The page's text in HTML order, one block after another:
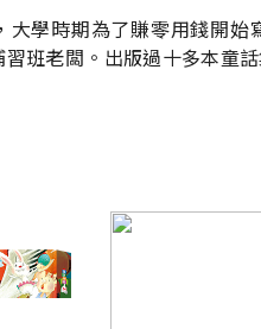
大學時期為了賺零用錢開
班老闆。出版過十多本童